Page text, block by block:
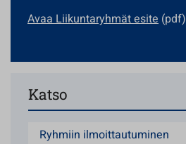
Avaa Liikuntaryhmät esite (pdf)
Katso
Ryhmiin ilmoittautuminen